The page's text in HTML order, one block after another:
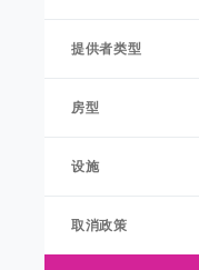
提供者类型
房型
设施
取消政策